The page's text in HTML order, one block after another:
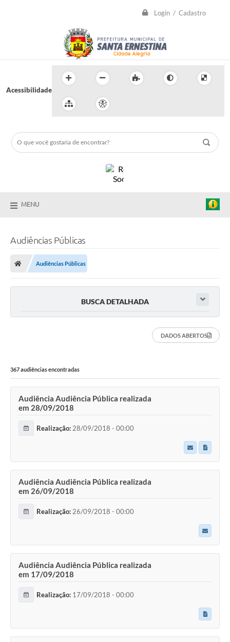
Login / Cadastro
Acessibilidade
MENU
Audiências Públicas
Audiências Públicas
BUSCA DETALHADA
DADOS ABERTOS
367 audiências encontradas
Audiência Audiência Pública realizada
em 28/09/2018
Realização: 28/09/2018 - 00:00
Audiência Audiência Pública realizada
em 26/09/2018
Realização: 26/09/2018 - 00:00
Audiência Audiência Pública realizada
em 17/09/2018
Realização: 17/09/2018 - 00:00